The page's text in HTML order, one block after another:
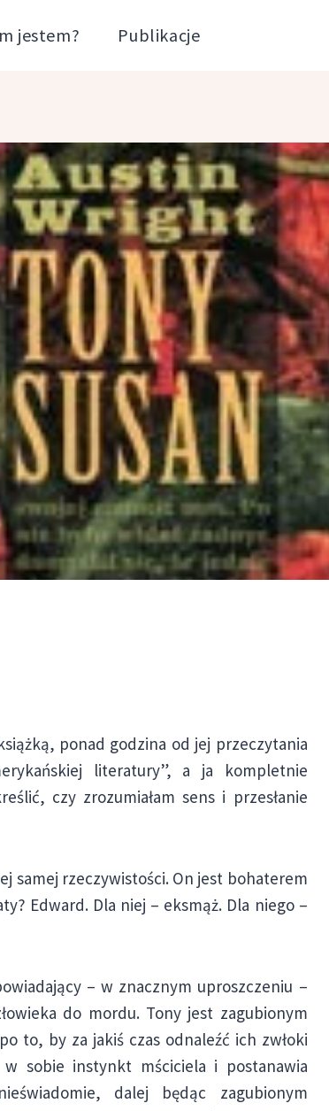
jestem? Publikacje
ponad godzina od jej przeczytania
literatury”, a ja kompletnie
czy zrozumiałam sens i przesłanie
samej rzeczywistości. On jest bohaterem
Edward. Dla niej – eksmąż. Dla niego –
– w znacznym uproszczeniu –
do mordu. Tony jest zagubionym
to, by za jakiś czas odnaleźć ich zwłoki
sobie instynkt mściciela i postanawia
dalej będąc zagubionym